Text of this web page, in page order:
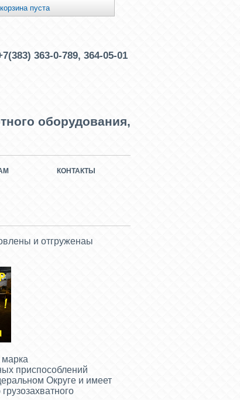
пуста
363-0-789, 364-05-01
оборудования,
КОНТАКТЫ
и отгруженаы
марка
приспособлений
Округе и имеет